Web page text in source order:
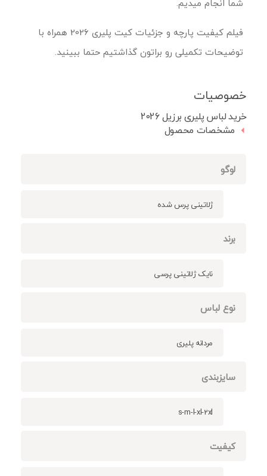
فیلم کیفیت پارچه و جزئیات کیت پلیری 2026 همراه با
توضیحات تکمیلی رو براتون گذاشتیم حتما ببینید.
خصوصیات
خرید لباس پلیری برزیل 2026
مشخصات محصول
لوگو
ژلاتینی پرس شده
برند
نایک ژلاتینی پرسی
نوع لباس
مردانه پلیری
سایزبندی
s-m-l-xl-2xl
کیفیت